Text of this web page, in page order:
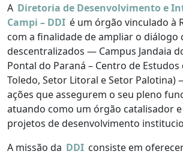
A Diretoria de Desenvolvimento e
Campi – DDI é um órgão vinculado à
com a finalidade de ampliar o diálogo
descentralizados — Campus Jandaia
Pontal do Paraná – Centro de Estudos
Toledo, Setor Litoral e Setor
ações que assegurem o seu pleno
atuando como um órgão catalisador
projetos de desenvolvimento
A missão da DDI consiste em